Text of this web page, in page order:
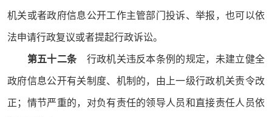
机关或者政府信息公开工作主管部门投诉、举报，也可以依
法申请行政复议或者提起行政诉讼。
第五十二条行政机关违反本条例的规定，未建立健全
政府信息公开有关制度、机制的，由上一级行政机关责令改
正；情节严重的，对负有责任的领导人员和直接责任人员依